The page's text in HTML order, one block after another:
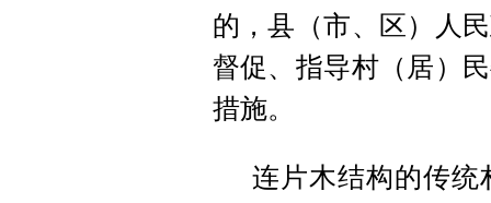
的，县（市、区）人
督促、指导村（居）
措施。
连片木结构的传统